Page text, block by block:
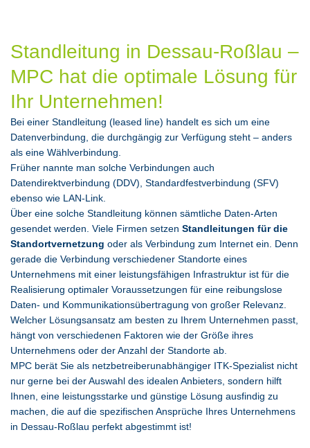
Standleitung in Dessau-Roßlau –
MPC hat die optimale Lösung für
Ihr Unternehmen!
Bei einer Standleitung (leased line) handelt es sich um eine
Datenverbindung, die durchgängig zur Verfügung steht – anders
als eine Wählverbindung.
Früher nannte man solche Verbindungen auch
Datendirektverbindung (DDV), Standardfestverbindung (SFV)
ebenso wie LAN-Link.
Über eine solche Standleitung können sämtliche Daten-Arten
gesendet werden. Viele Firmen setzen Standleitungen für die
Standortvernetzung oder als Verbindung zum Internet ein. Denn
gerade die Verbindung verschiedener Standorte eines
Unternehmens mit einer leistungsfähigen Infrastruktur ist für die
Realisierung optimaler Voraussetzungen für eine reibungslose
Daten- und Kommunikationsübertragung von großer Relevanz.
Welcher Lösungsansatz am besten zu Ihrem Unternehmen passt,
hängt von verschiedenen Faktoren wie der Größe ihres
Unternehmens oder der Anzahl der Standorte ab.
MPC berät Sie als netzbetreiberunabhängiger ITK-Spezialist nicht
nur gerne bei der Auswahl des idealen Anbieters, sondern hilft
Ihnen, eine leistungsstarke und günstige Lösung ausfindig zu
machen, die auf die spezifischen Ansprüche Ihres Unternehmens
in Dessau-Roßlau perfekt abgestimmt ist!